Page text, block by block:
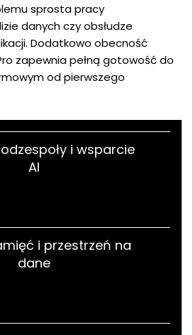
sprosta pracy
danych czy obsłudze
Dodatkowo obecność
zapewnia pełną gotowość do
od pierwszego
i wsparcie
AI
i przestrzeń na
dane